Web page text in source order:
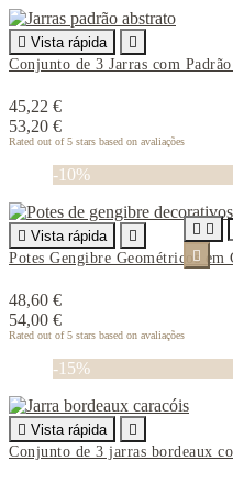
 Vista rápida

Conjunto de 3 Jarras com
45,22 €
53,20 €
Rated out of 5 stars based on avaliações
-10%
 Vista rápida

Potes Gengibre Geométricos em
48,60 €
54,00 €
Rated out of 5 stars based on avaliações
 

-15%
 Vista rápida

Conjunto de 3 jarras bordeaux